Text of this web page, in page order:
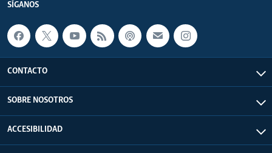
SÍGANOS
CONTACTO
SOBRE NOSOTROS
ACCESIBILIDAD